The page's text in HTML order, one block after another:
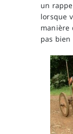
un
lorsque
manière
pas bien